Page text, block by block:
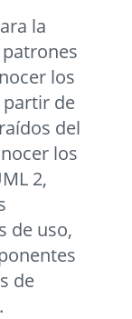
la
los
de
del
los
2,
de uso,
de